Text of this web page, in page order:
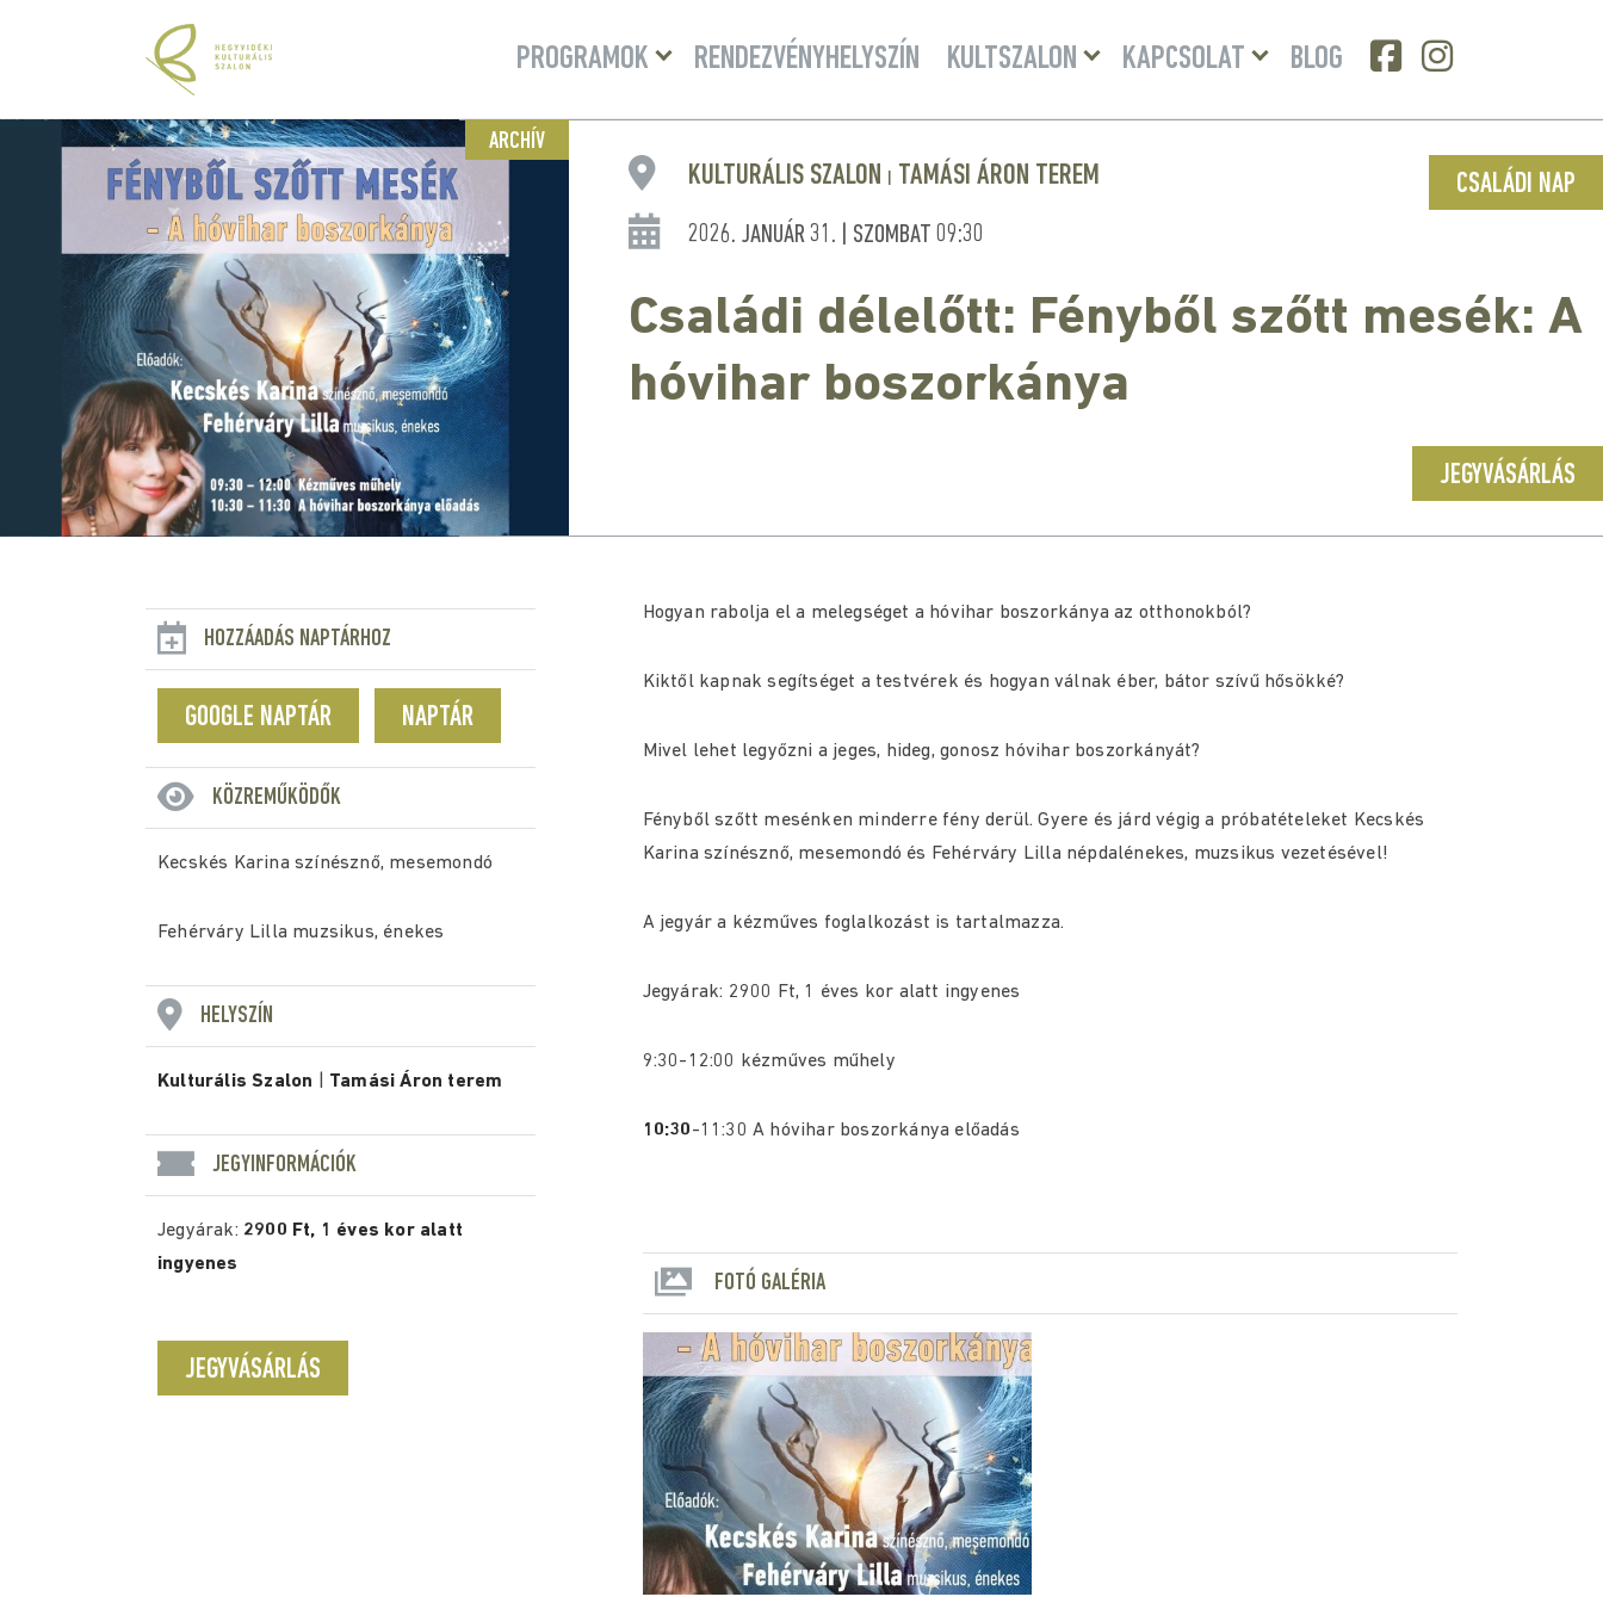
PROGRAMOK
Menü
lenyitásaRENDEZVÉNYHELYSZÍN KULTSZALON
Menü
lenyitásaKAPCSOLAT
Menü
lenyitása
BLOG
ARCHÍV
CSALÁDI NAP
KULTURÁLIS SZALON TAMÁSI ÁRON TEREM
2026. JANUÁR 31. | SZOMBAT 09:30
Családi délelőtt: Fényből szőtt mesék: A
hóvihar boszorkánya
JEGYVÁSÁRLÁS
HOZZÁADÁS NAPTÁRHOZ
GOOGLE NAPTÁR NAPTÁR
KÖZREMŰKÖDŐK
Kecskés Karina színésznő, mesemondó
Fehérváry Lilla muzsikus, énekes
HELYSZÍN
Kulturális Szalon Tamási Áron terem
JEGYINFORMÁCIÓK
Jegyárak: 2900 Ft, 1 éves kor alatt
ingyenes
JEGYVÁSÁRLÁS
Hogyan rabolja el a melegséget a hóvihar boszorkánya az otthonokból?
Kiktől kapnak segítséget a testvérek és hogyan válnak éber, bátor szívű hősökké?
Mivel lehet legyőzni a jeges, hideg, gonosz hóvihar boszorkányát?
Fényből szőtt mesénken minderre fény derül. Gyere és járd végig a próbatételeket Kecskés
Karina színésznő, mesemondó és Fehérváry Lilla népdalénekes, muzsikus vezetésével!
A jegyár a kézműves foglalkozást is tartalmazza.
Jegyárak: 2900 Ft, 1 éves kor alatt ingyenes
9:30-12:00 kézműves műhely
10:30-11:30 A hóvihar boszorkánya előadás
FOTÓ GALÉRIA